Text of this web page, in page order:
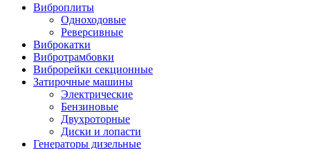
Виброплиты
Одноходовые
Реверсивные
Виброкатки
Вибротрамбовки
Виброрейки секционные
Затирочные машины
Электрические
Бензиновые
Двухроторные
Диски и лопасти
Генераторы дизельные